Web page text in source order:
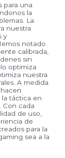
para una
la
La
nuestra
y
notado
calibrada,
sin
optimiza
nuestra
A medida
táctica en
Con cada
de uso,
de
para la
sea a la